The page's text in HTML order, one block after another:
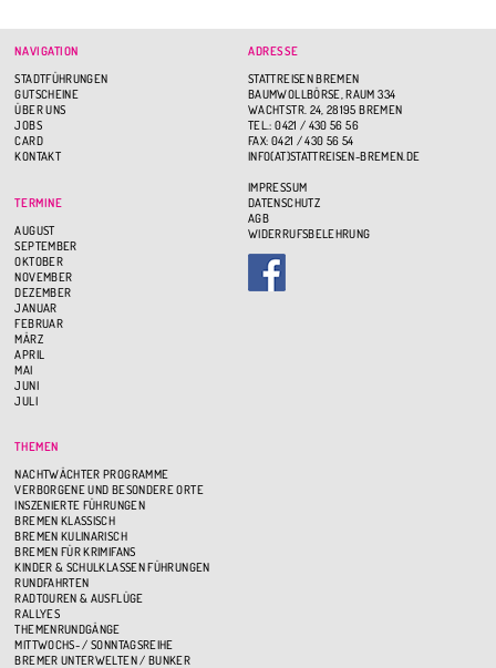
NAVIGATION
STADTFÜHRUNGEN
GUTSCHEINE
ÜBER UNS
JOBS
CARD
KONTAKT
TERMINE
AUGUST
SEPTEMBER
OKTOBER
NOVEMBER
DEZEMBER
JANUAR
FEBRUAR
MÄRZ
APRIL
MAI
JUNI
JULI
THEMEN
NACHTWÄCHTER PROGRAMME
VERBORGENE UND BESONDERE ORTE
INSZENIERTE FÜHRUNGEN
BREMEN KLASSISCH
BREMEN KULINARISCH
BREMEN FÜR KRIMIFANS
KINDER & SCHULKLASSEN FÜHRUNGEN
RUNDFAHRTEN
RADTOUREN & AUSFLÜGE
RALLYES
THEMENRUNDGÄNGE
MITTWOCHS- / SONNTAGSREIHE
BREMER UNTERWELTEN / BUNKER
ADRESSE
STATTREISEN BREMEN
BAUMWOLLBÖRSE, RAUM 334
WACHTSTR. 24, 28195 BREMEN
TEL.: 0421 / 430 56 56
FAX: 0421 / 430 56 54
INFO(AT)STATTREISEN-BREMEN.DE
IMPRESSUM
DATENSCHUTZ
AGB
WIDERRUFSBELEHRUNG